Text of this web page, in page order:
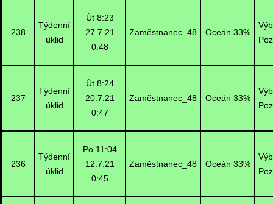
238
Týdenní
úklid
Út 8:23
27.7.21
0:48
Zaměstnanec_48 Oceán 33%
237
Týdenní
úklid
Út 8:24
20.7.21
0:47
Zaměstnanec_48 Oceán 33%
236
Týdenní
úklid
Po 11:04
12.7.21
0:45
Zaměstnanec_48 Oceán 33%